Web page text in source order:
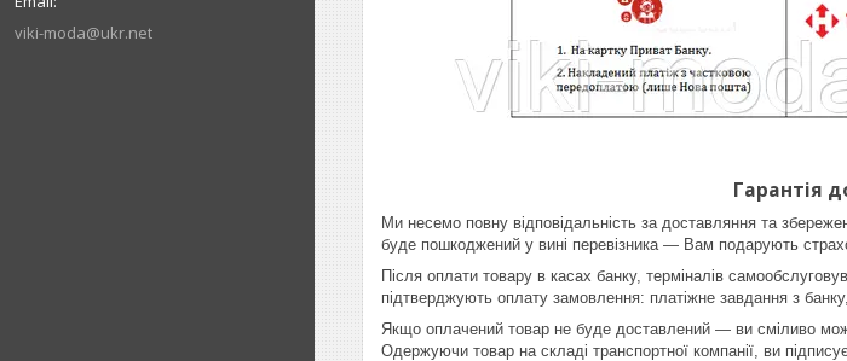
viki-moda@ukr.net
Гарантія
Ми несемо повну відповідальність за доставляння та
буде пошкоджений у вині перевізника — Вам подарують
Після оплати товару в касах банку, терміналів
підтверджують оплату замовлення: платіжне завдання з
Якщо оплачений товар не буде доставлений — ви сміливо
Одержуючи товар на складі транспортної компанії, ви